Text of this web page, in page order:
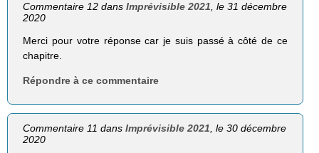
Commentaire 12 dansImprévisible 2021 , le 31 décembre
2020
Merci pour votre réponse car je suis passé à côté de ce
chapitre.
Répondre à ce commentaire
Commentaire 11 dansImprévisible 2021, le 30 décembre
2020